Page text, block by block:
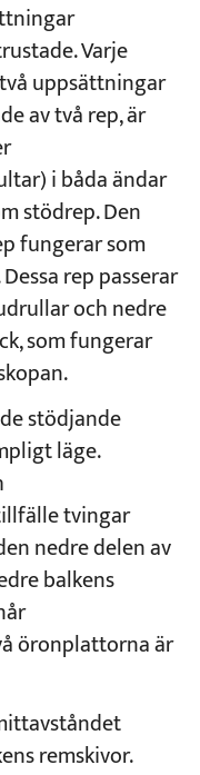
Varje
uppsättningar
av två rep, är
i båda ändar
stödrep. Den
fungerar som
rep passerar
och nedre
som fungerar
stödjande
läge.
tvingar
nedre delen av
balkens
öronplattorna är
remskivor.